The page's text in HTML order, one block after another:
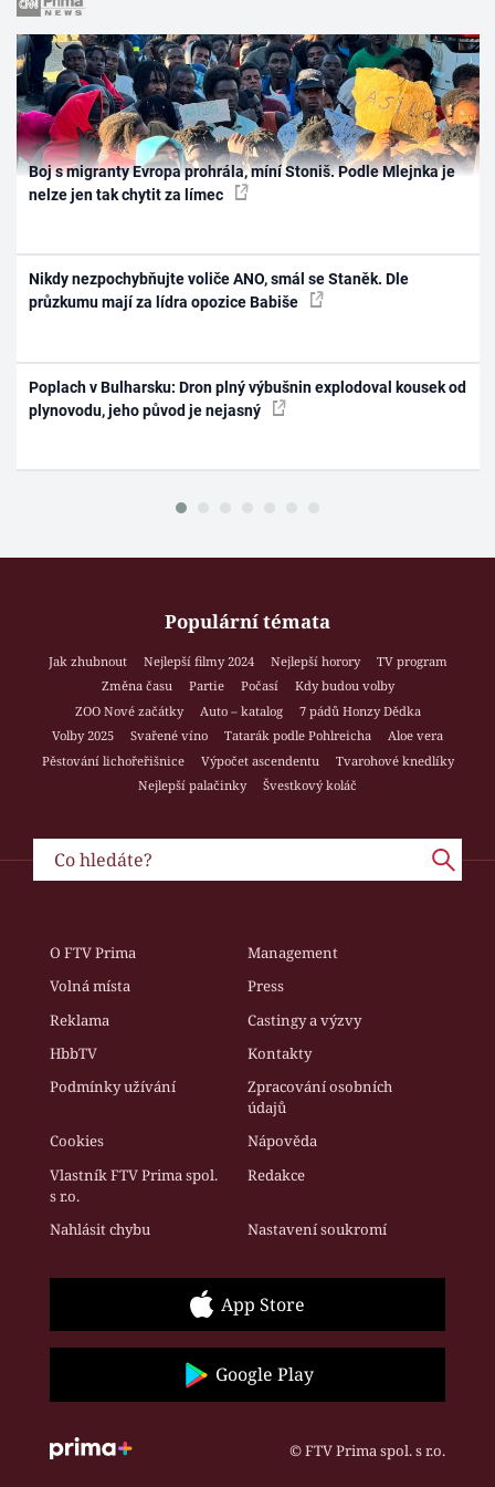
Boj s migranty Evropa prohrála, míní Stoniš. Podle Mlejnka je
nelze jen tak chytit za límec
Nikdy nezpochybňujte voliče ANO, smál se Staněk. Dle
průzkumu mají za lídra opozice Babiše
Poplach v Bulharsku: Dron plný výbušnin explodoval kousek od
plynovodu, jeho původ je nejasný
Populární témata
Jak zhubnout Nejlepší filmy 2024 Nejlepší horory
TV program
Změna času
Partie Počasí
Kdy budou volby
ZOO Nové začátky
Auto – katalog
7 pádů Honzy Dědka
Volby 2025
Svařené víno Tatarák podle Pohlreicha
Aloe vera
Pěstování lichořeřišnice
Výpočet ascendentu
Tvarohové knedlíky
Nejlepší palačinky
Švestkový koláč
O FTV Prima
Management
Volná místa
Press
Reklama
Castingy a výzvy
HbbTV
Kontakty
Podmínky užívání
Zpracování osobních
údajů
Cookies
Nápověda
Vlastník FTV Prima spol.
s r.o.
Redakce
Nahlásit chybu Nastavení soukromí
App Store
Google Play
© FTV Prima spol. s r.o.